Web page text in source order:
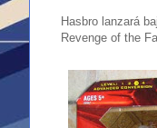
Hasbro lanzará
Revenge of the